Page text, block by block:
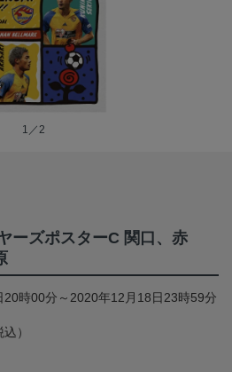
1／2
ーズポスターC 関口、赤
時00分～2020年12月18日23時59分
込）